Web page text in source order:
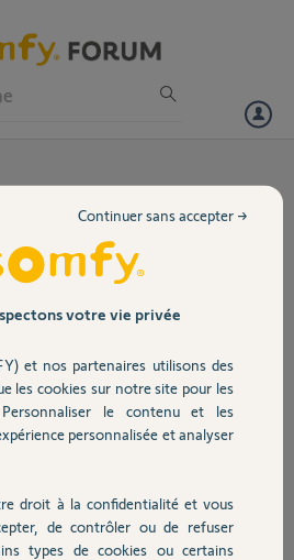
ferme mon volet avec l’interrupteur, ça
autres volets . Pourquoi ?
au fil de discussion
votre vie privée
et nos partenaires utilisons des
les cookies sur notre site pour les
le contenu et les
personnalisée et analyser
droit à la confidentialité et vous
de contrôler ou de refuser
types de cookies ou certains
Continuer sans accepter →